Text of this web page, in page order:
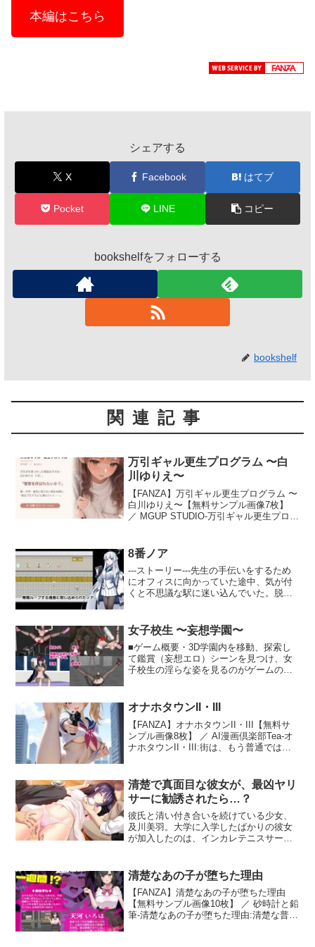
本編はこちら
シェアする
X Facebook はてブ
Pocket LINE コピー
bookshelfをフォローする
bookshelf
関連記事
万引ギャル更生プログラム 〜白
川ゆりえ〜
【FANZA】万引ギャル更生プログラム 〜
白川ゆりえ〜【無料サンプル画像7枚】
／ MGUP STUDIO-万引ギャル更生プログ
とある町の…
8番ノア
---ストーリー---先生の手伝いをするため
にオフィスに向かっていた途中、気が付
くと不思議な駅に迷い込んでいた。脱出
にとっては何の問題もない……はずだっ
た。しかしその「異変」は意識を混濁さ
せ、自分に起きた異変すら認識できなく
なる。得意の記憶があやふやになり、な
かなか異変を見つけられない。もしも脱
ミニゲームも同梱しています。こちらは
エンディング回想機能が追加されていま
す。---ゲーム内容---●基本CG7種、差分量
はおよそ100枚！ 本編はコンパクトなの
がどんどん変化。 服が脱げたり、胸が大
きくなったり、バニースーツを着せられ
たり、精液まみれにされたり…… 細かい
変化を含めると、50種ほどの立ち絵を用
意。 そしてその状態によってエンディン
グが分岐し、一部イベントには立ち絵も
されるため、ヒントを見ながらセーブ＆
ロードを駆使すればすぐに回収できま
す。※試験的に制作された中国語版、韓
国語版も同梱していますが、一部内容に
差異があります。
女子校生 〜妄想学園〜
■ゲーム概要・3D学園内を移動、探索し
て鑑賞（妄想エロ）シーンを見つけ、女
子校生の淫らな姿を見るのがゲームの目
ません。・学園内を移動しているとコマ
ンドが現れます。コマンドを選択すると
アイテムを手に入れたり、ドアが開いた
り、鑑賞シーンだったりします。・鑑賞
シーンは短いものから長いものまで多数
場所は教室、保健室、地下室、トイレな
ど。・移動マップは校舎、図書室、体育
館、プールなど。■特徴・服装＆色をカス
タマイズできるほか、服を半透明にもで
きます。・女子校生を頭6、顔4、耳3、肌
2でカスタマイズできます。肌色はさらに
ですので、カメラアングルはマウスやキ
ーボード操作で、360°自由な位置と角度
で鑑賞できます。・アングルを変えるの
が面倒な方むけに、セットアングルも用
意されています。・ゲームコントローラ
オナホタウンII・III
【FANZA】オナホタウンII・III【無料サ
ンプル画像8枚】 ／ AI漫画倶楽部Tea-オ
ナホタウンII・III:街は、もう普通ではな
加入し、街…
清楚で真面目な彼女が、最凶ヤリ
サーに勧誘されたら…？
彼氏と清い付き合いを続けている少女、
及川美羽。大学に入学したばかりの彼女
が加入したのは、インカレテニスサーク
れ、集団で、彼氏の前で、ところかまわ
ず繰り返される行為。止めどなく与えら
れる快楽の日々は、少しずつ少女に変化
をもたらしていく…ソフ倫受理番
号:1600438D
清楚なあの子が堕ちた理由
【FANZA】清楚なあの子が堕ちた理由
【無料サンプル画像10枚】 ／ 砂時計と鉛
筆-清楚なあの子が堕ちた理由:清楚な普通